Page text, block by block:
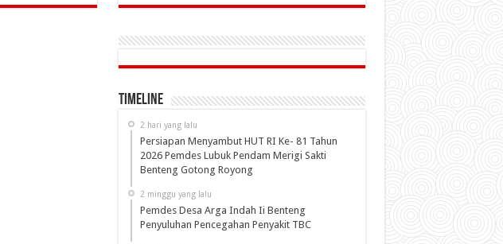
Timeline
2 hari yang lalu
Persiapan Menyambut HUT RI Ke- 81 Tahun
2026 Pemdes Lubuk Pendam Merigi Sakti
Benteng Gotong Royong
2 minggu yang lalu
Pemdes Desa Arga Indah Ii Benteng
Penyuluhan Pencegahan Penyakit TBC